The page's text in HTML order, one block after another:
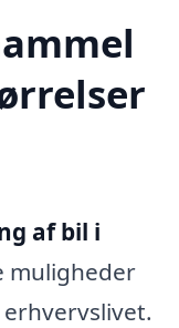
af bil i
muligheder